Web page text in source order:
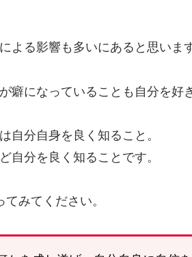
よる影響も多いにあると思います
癖になっていることも自分を好
自分自身を良く知ること。
自分を良く知ることです。
みてください。